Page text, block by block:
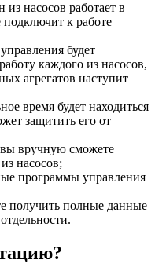
из насосов работает в
к работе
будет
каждого из насосов,
агрегатов наступит
время будет находиться
защитить его от
вы вручную сможете
насосов;
программы управления
получить полные данные